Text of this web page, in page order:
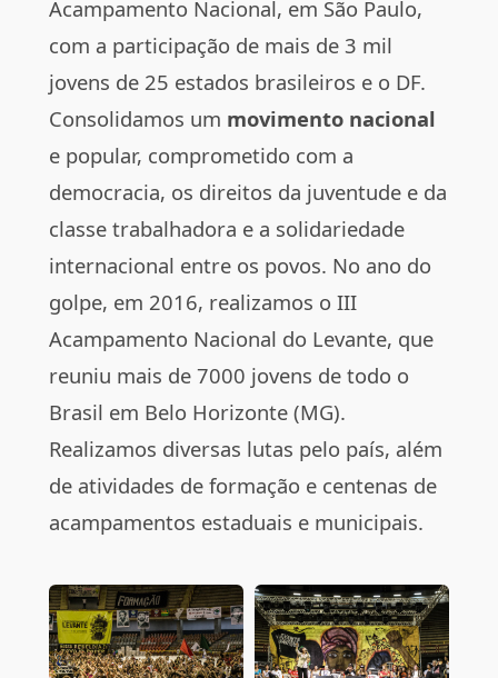
Acampamento Nacional, em São Paulo,
com a participação de mais de 3 mil
jovens de 25 estados brasileiros e o DF.
Consolidamos um movimento nacional
e popular, comprometido com a
democracia, os direitos da juventude e da
classe trabalhadora e a solidariedade
internacional entre os povos. No ano do
golpe, em 2016, realizamos o III
Acampamento Nacional do Levante, que
reuniu mais de 7000 jovens de todo o
Brasil em Belo Horizonte (MG).
Realizamos diversas lutas pelo país, além
de atividades de formação e centenas de
acampamentos estaduais e municipais.